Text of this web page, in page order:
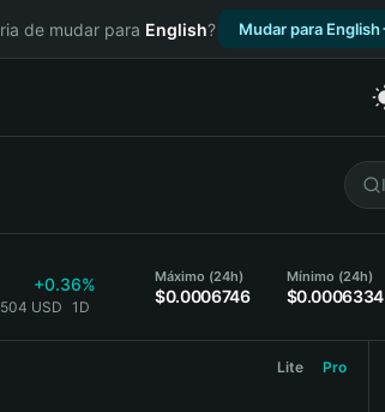
de mudar para English? Mudar para English
+0.36%
USD 1D
Máximo (24h)
$0.0006746
Mínimo (24h)
$0.0006334
Lite Pro